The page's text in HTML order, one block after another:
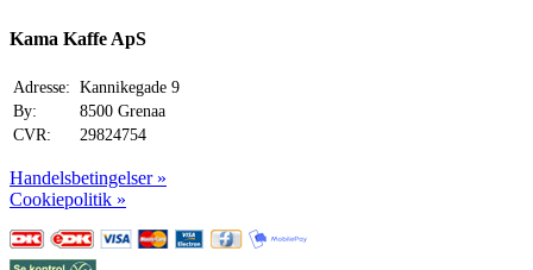
Kama Kaffe ApS
Adresse: Kannikegade 9
By:
8500 Grenaa
CVR:
29824754
Handelsbetingelser »
Cookiepolitik »